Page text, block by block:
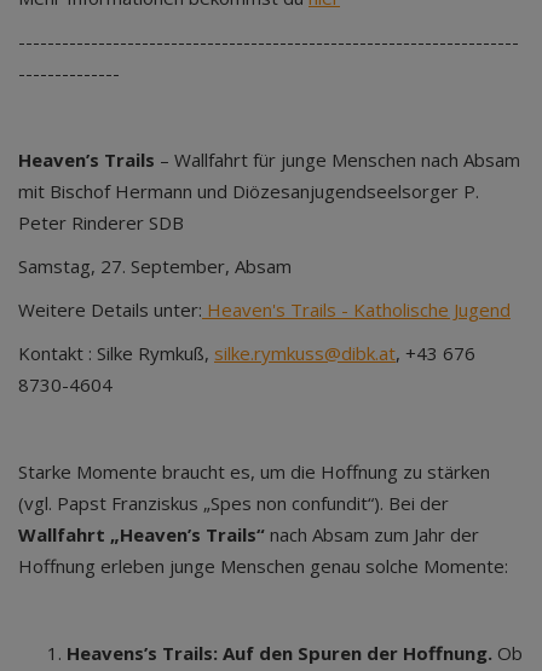
---------------------------------------------------------------------
--------------
Heaven’s Trails – Wallfahrt für junge Menschen nach Absam
mit Bischof Hermann und Diözesanjugendseelsorger P.
Peter Rinderer SDB
Samstag, 27. September, Absam
Weitere Details unter: Heaven's Trails - Katholische Jugend
Kontakt : Silke Rymkuß, silke.rymkuss@dibk.at, +43 676
8730-4604
Starke Momente braucht es, um die Hoffnung zu stärken
(vgl. Papst Franziskus „Spes non confundit“). Bei der
Wallfahrt „Heaven’s Trails“ nach Absam zum Jahr der
Hoffnung erleben junge Menschen genau solche Momente:
Heavens’s Trails: Auf den Spuren der Hoffnung. Ob